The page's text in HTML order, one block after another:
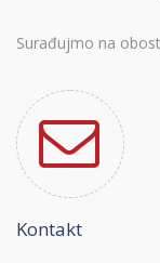
Surađujmo na
Kontakt